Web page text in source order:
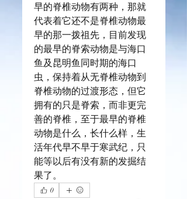
早的脊椎动物有两种，那就
代表着它还不是脊椎动物最
早的那一拨祖先，目前发现
的最早的脊索动物是与海口
鱼及昆明鱼同时期的海口
虫，保持着从无脊椎动物到
脊椎动物的过渡形态，但它
拥有的只是脊索，而非更完
善的脊椎，至于最早的脊椎
动物是什么，长什么样，生
活年代早不早于寒武纪，只
能等以后有没有新的发掘结
果了。
0